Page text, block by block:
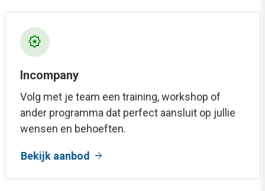
award_star
Incompany
Volg met je team een training, workshop of
ander programma dat perfect aansluit op jullie
wensen en behoeften.
Bekijk aanbod arrow_forward